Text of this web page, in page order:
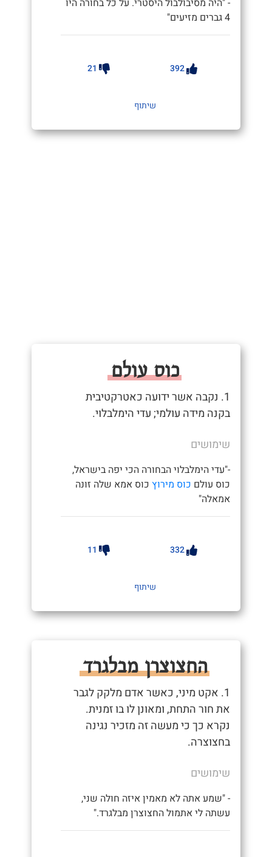
- "היה מסיבולבול היסטרי. על כל בחורה היו
4 גברים מזיעים"
392
21
שיתוף
כוס עולם
1. נקבה אשר ידועה כאטרקטיבית
בקנה מידה עולמי; עדי הימלבלוי.
שימושים
-"עדי הימלבלוי הבחורה הכי יפה בישראל,
כוס עולם כוס מירוץ כוס אמא שלה זונה
אמאלה"
332
11
שיתוף
החצוצרן מבלגרד
1. אקט מיני, כאשר אדם מלקק לגבר
את חור התחת, ומאונן לו בו זמנית.
נקרא כך כי מעשה זה מזכיר נגינה
בחצוצרה.
שימושים
- "שמע אתה לא מאמין איזה חולה שני,
עשתה לי אתמול החצוצרן מבלגרד."